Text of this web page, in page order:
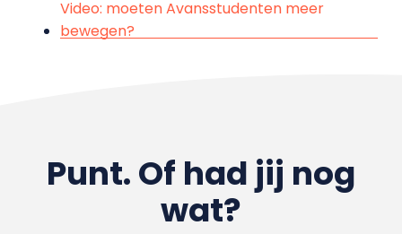
Video: moeten Avansstudenten meer
bewegen?
Punt. Of had jij nog
wat?